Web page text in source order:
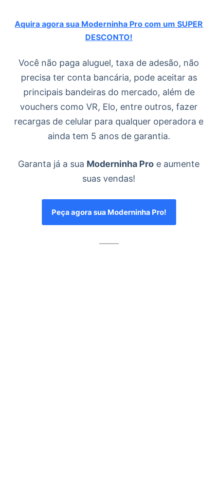
Aquira agora sua Moderninha Pro com um SUPER
DESCONTO!
Você não paga aluguel, taxa de adesão, não
precisa ter conta bancária, pode aceitar as
principais bandeiras do mercado, além de
vouchers como VR, Elo, entre outros, fazer
recargas de celular para qualquer operadora e
ainda tem 5 anos de garantia.
Garanta já a sua Moderninha Pro e aumente
suas vendas!
Peça agora sua Moderninha Pro!